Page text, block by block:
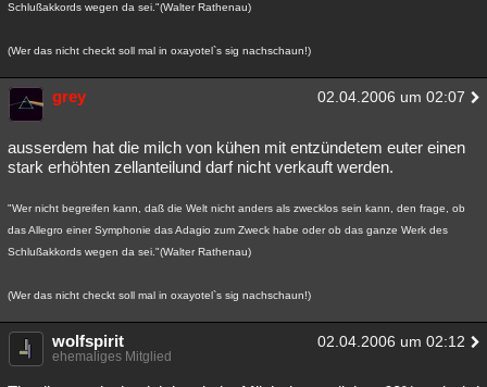
Schlußakkords wegen da sei."(Walter Rathenau)
(Wer das nicht checkt soll mal in oxayotel`s sig nachschaun!)
grey 02.04.2006 um 02:07
ausserdem hat die milch von kühen mit entzündetem euter einen
stark erhöhten zellanteilund darf nicht verkauft werden.
"Wer nicht begreifen kann, daß die Welt nicht anders als zwecklos sein kann, den frage, ob
das Allegro einer Symphonie das Adagio zum Zweck habe oder ob das ganze Werk des
Schlußakkords wegen da sei."(Walter Rathenau)
(Wer das nicht checkt soll mal in oxayotel`s sig nachschaun!)
wolfspirit 02.04.2006 um 02:12
ehemaliges Mitglied